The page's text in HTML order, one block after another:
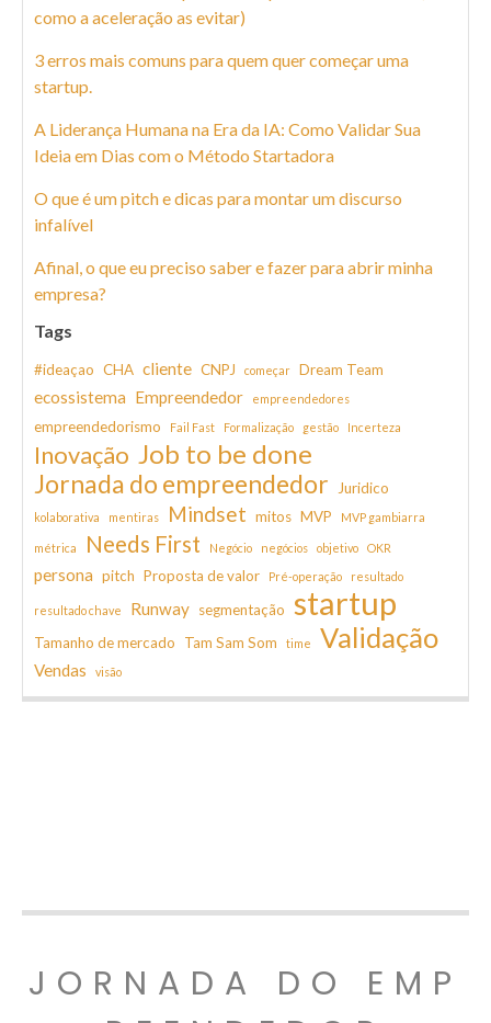
como a aceleração as evitar)
3 erros mais comuns para quem quer começar uma
startup.
A Liderança Humana na Era da IA: Como Validar Sua
Ideia em Dias com o Método Startadora
O que é um pitch e dicas para montar um discurso
infalível
Afinal, o que eu preciso saber e fazer para abrir minha
empresa?
Tags
#ideaçao CHA cliente CNPJ começar Dream Team
ecossistema Empreendedor empreendedores
empreendedorismo Fail Fast Formalização gestão Incerteza
Inovação Job to be done
Jornada do empreendedor Juridico
kolaborativa mentiras Mindset mitos MVP MVP gambiarra
métrica Needs First Negócio negócios objetivo OKR
persona pitch Proposta de valor Pré-operação resultado
resultado chave Runway segmentação startup
Tamanho de mercado Tam Sam Som time Validação
Vendas visão
JORNADA DO EMP